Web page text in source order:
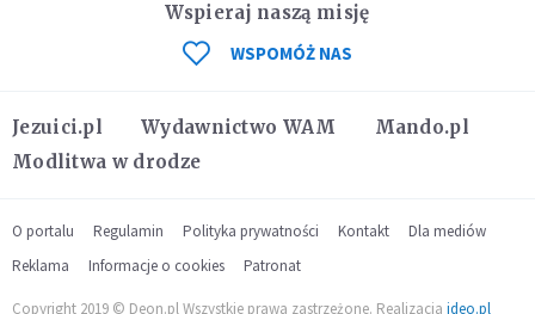
Jezuici.pl Wydawnictwo WAM
Mando.pl
Modlitwa w drodze
Wspieraj naszą misję
WSPOMÓŻ NAS
O portalu Regulamin Polityka prywatności Kontakt
Dla mediów
Reklama
Informacje o cookies Patronat
Copyright 2019 © Deon.pl Wszystkie prawa zastrzeżone. Realizacja ideo.pl